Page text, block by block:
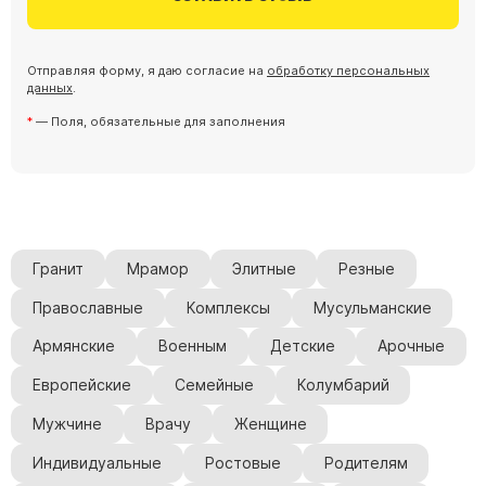
Голуби
Отправляя форму, я даю согласие на обработку персональных
данных.
— Поля, обязательные для заполнения
Гранит Мрамор Элитные Резные
Православные Комплексы Мусульманские
Армянские Военным Детские Арочные
Европейские Семейные Колумбарий
Мужчине Врачу Женщине
Индивидуальные Ростовые Родителям